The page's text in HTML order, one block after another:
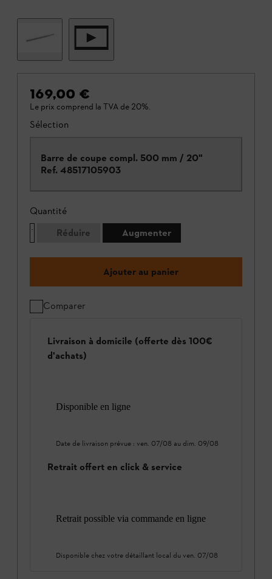
169,00 €
Le prix comprend la TVA de 20%.
Sélection
Barre de coupe compl. 500 mm / 20"
Ref. 48517105903
Quantité
Réduire
Augmenter
Ajouter au panier
Comparer
Livraison à domicile (offerte dès 100€
d'achats)
Disponible en ligne
Date de livraison prévue : ven. 07/08 au dim. 09/08
Retrait offert en click & service
Retrait possible via commande en ligne
Disponible chez votre détaillant local du ven. 07/08